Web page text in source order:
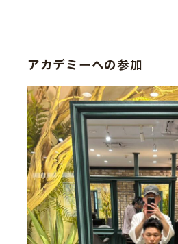
アカデミーへの参加